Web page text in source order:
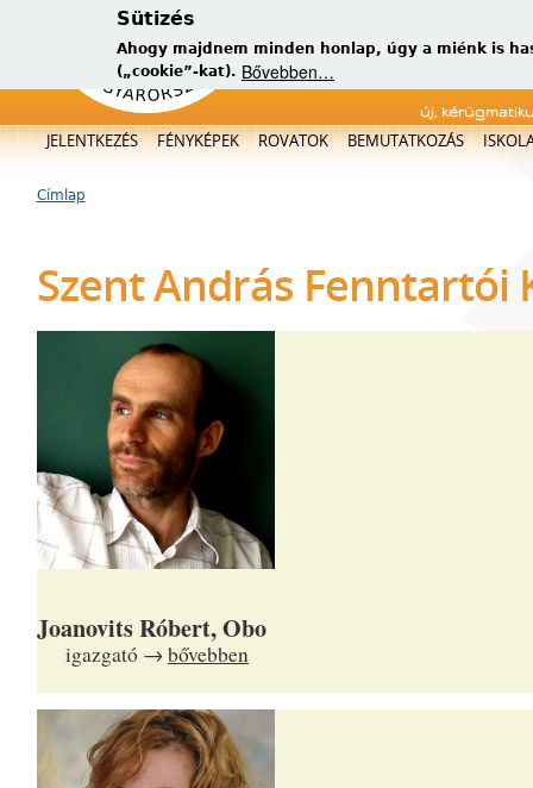
Sütizés
Ahogy majdnem minden honlap, úgy a miénk is
(„cookie”-kat). Bővebben…
új,
Főmenü
JELENTKEZÉS FÉNYKÉPEK ROVATOK BEMUTATKOZÁS
Jelenlegi hely
Címlap
Szent András Fenntartói
Joanovits Róbert, Obo
igazgató →bővebben